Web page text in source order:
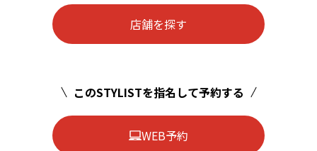
店舗を探す
このSTYLISTを指名して予約する
WEB予約